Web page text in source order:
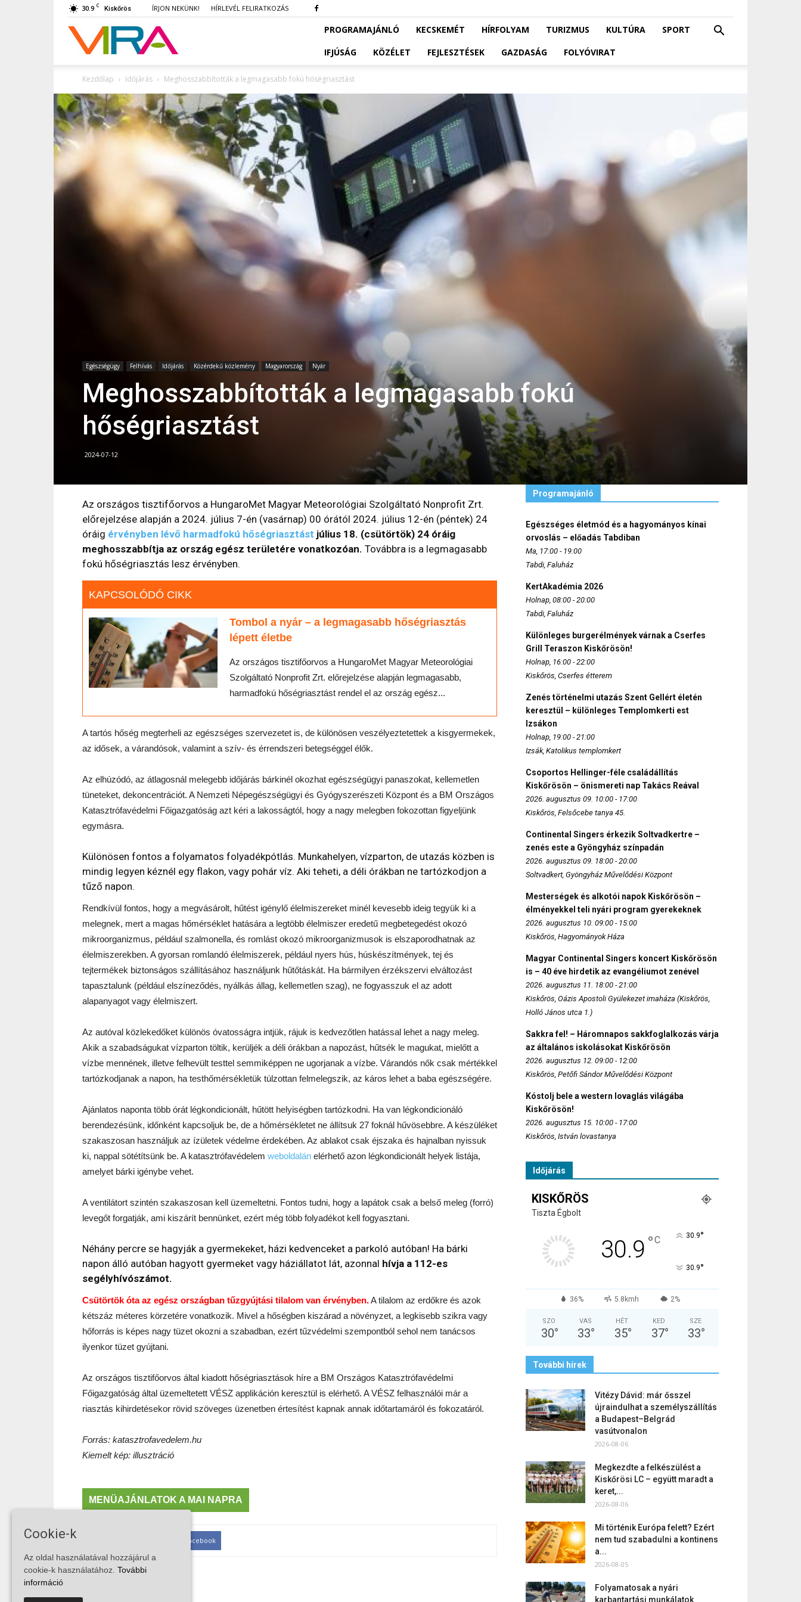
30.9 C Kiskőrös ÍRJON NEKÜNK! HÍRLEVÉL FELIRATKOZÁS
VIRA PROGRAMAJÁNLÓ KECSKEMÉT HÍRFOLYAM TURIZMUS KULTÚRA
SPORT
IFJÚSÁG
KÖZÉLET FEJLESZTÉSEK GAZDASÁG FOLYÓVIRAT
Kezdőlap Időjárás Meghosszabbították a legmagasabb fokú hőségriasztást
Egészségügy Felhívás Időjárás Közérdekű közlemény Magyarország Nyár
Meghosszabbították a legmagasabb fokú
hőségriasztást
2024-07-12
Az országos tisztifőorvos a HungaroMet Magyar Meteorológiai Szolgáltató Nonprofit Zrt.
előrejelzése alapján a 2024. július 7-én (vasárnap) 00 órától 2024. július 12-én (péntek) 24
óráig érvényben lévő harmadfokú hőségriasztást július 18. (csütörtök) 24 óráig
meghosszabbítja az ország egész területére vonatkozóan. Továbbra is a legmagasabb
fokú hőségriasztás lesz érvényben.
KAPCSOLÓDÓ CIKK
Tombol a nyár – a legmagasabb hőségriasztás
lépett életbe
Az országos tisztifőorvos a HungaroMet Magyar Meteorológiai
Szolgáltató Nonprofit Zrt. előrejelzése alapján legmagasabb,
harmadfokú hőségriasztást rendel el az ország egész...
A tartós hőség megterheli az egészséges szervezetet is, de különösen veszélyeztetettek a kisgyermekek,
az idősek, a várandósok, valamint a szív- és érrendszeri betegséggel élők.
Az elhúzódó, az átlagosnál melegebb időjárás bárkinél okozhat egészségügyi panaszokat, kellemetlen
tüneteket, dekoncentrációt. A Nemzeti Népegészségügyi és Gyógyszerészeti Központ és a BM Országos
Katasztrófavédelmi Főigazgatóság azt kéri a lakosságtól, hogy a nagy melegben fokozottan figyeljünk
egymásra.
Különösen fontos a folyamatos folyadékpótlás. Munkahelyen, vízparton, de utazás közben is
mindig legyen kéznél egy flakon, vagy pohár víz. Aki teheti, a déli órákban ne tartózkodjon a
tűző napon.
Rendkívül fontos, hogy a megvásárolt, hűtést igénylő élelmiszereket minél kevesebb ideig tegyük ki a
melegnek, mert a magas hőmérséklet hatására a legtöbb élelmiszer eredetű megbetegedést okozó
mikroorganizmus, például szalmonella, és romlást okozó mikroorganizmusok is elszaporodhatnak az
élelmiszerekben. A gyorsan romlandó élelmiszerek, például nyers hús, húskészítmények, tej és
tejtermékek biztonságos szállításához használjunk hűtőtáskát. Ha bármilyen érzékszervi elváltozást
tapasztalunk (például elszíneződés, nyálkás állag, kellemetlen szag), ne fogyasszuk el az adott
alapanyagot vagy élelmiszert.
Az autóval közlekedőket különös óvatosságra intjük, rájuk is kedvezőtlen hatással lehet a nagy meleg.
Akik a szabadságukat vízparton töltik, kerüljék a déli órákban a napozást, hűtsék le magukat, mielőtt a
vízbe mennének, illetve felhevült testtel semmiképpen ne ugorjanak a vízbe. Várandós nők csak mértékkel
tartózkodjanak a napon, ha testhőmérsékletük túlzottan felmelegszik, az káros lehet a baba egészségére.
Ajánlatos naponta több órát légkondicionált, hűtött helyiségben tartózkodni. Ha van légkondicionáló
berendezésünk, időnként kapcsoljuk be, de a hőmérsékletet ne állítsuk 27 foknál hűvösebbre. A készüléket
szakaszosan használjuk az ízületek védelme érdekében. Az ablakot csak éjszaka és hajnalban nyissuk
ki, nappal sötétítsünk be. A katasztrófavédelem weboldalán elérhető azon légkondicionált helyek listája,
amelyet bárki igénybe vehet.
A ventilátort szintén szakaszosan kell üzemeltetni. Fontos tudni, hogy a lapátok csak a belső meleg (forró)
levegőt forgatják, ami kiszárít bennünket, ezért még több folyadékot kell fogyasztani.
Néhány percre se hagyják a gyermekeket, házi kedvenceket a parkoló autóban! Ha bárki
napon álló autóban hagyott gyermeket vagy háziállatot lát, azonnal hívja a 112-es
segélyhívószámot.
Csütörtök óta az egész országban tűzgyújtási tilalom van érvényben.A tilalom az erdőkre és azok
kétszáz méteres körzetére vonatkozik. Mivel a hőségben kiszárad a növényzet, a legkisebb szikra vagy
hőforrás is képes nagy tüzet okozni a szabadban, ezért tűzvédelmi szempontból sehol nem tanácsos
ilyenkor tüzet gyújtani.
Az országos tisztifőorvos által kiadott hőségriasztások híre a BM Országos Katasztrófavédelmi
Főigazgatóság által üzemeltetett VÉSZ applikáción keresztül is elérhető. A VÉSZ felhasználói már a
riasztás kihirdetésekor rövid szöveges üzenetben értesítést kapnak annak időtartamáról és fokozatáról.
Forrás: katasztrofavedelem.hu
Kiemelt kép: illusztráció
MENÜAJÁNLATOK A MAI NAPRA
Facebook
Programajánló
Egészséges életmód és a hagyományos kínai
orvoslás – előadás Tabdiban
Ma, 17:00 - 19:00
Tabdi, Faluház
KertAkadémia 2026
Holnap, 08:00 - 20:00
Tabdi, Faluház
Különleges burgerélmények várnak a Cserfes
Grill Teraszon Kiskőrösön!
Holnap, 16:00 - 22:00
Kiskőrös, Cserfes étterem
Zenés történelmi utazás Szent Gellért életén
keresztül – különleges Templomkerti est
Izsákon
Holnap, 19:00 - 21:00
Izsák, Katolikus templomkert
Csoportos Hellinger-féle családállítás
Kiskőrösön – önismereti nap Takács Reával
2026. augusztus 09. 10:00 - 17:00
Kiskőrös, Felsőcebe tanya 45.
Continental Singers érkezik Soltvadkertre –
zenés este a Gyöngyház színpadán
2026. augusztus 09. 18:00 - 20:00
Soltvadkert, Gyöngyház Művelődési Központ
Mesterségek és alkotói napok Kiskőrösön –
élményekkel teli nyári program gyerekeknek
2026. augusztus 10. 09:00 - 15:00
Kiskőrös, Hagyományok Háza
Magyar Continental Singers koncert Kiskőrösön
is – 40 éve hirdetik az evangéliumot zenével
2026. augusztus 11. 18:00 - 21:00
Kiskőrös, Oázis Apostoli Gyülekezet imaháza (Kiskőrös,
Holló János utca 1.)
Sakkra fel! – Háromnapos sakkfoglalkozás várja
az általános iskolásokat Kiskőrösön
2026. augusztus 12. 09:00 - 12:00
Kiskőrös, Petőfi Sándor Művelődési Központ
Kóstolj bele a western lovaglás világába
Kiskőrösön!
2026. augusztus 15. 10:00 - 17:00
Kiskőrös, István lovastanya
Időjárás
KISKŐRÖS
Tiszta Égbolt
30.9 °C 30.9°
30.9°
36% 5.8kmh 2%
SZO
30°
VAS
33°
HÉT
35°
KED
37°
SZE
33°
További hírek
Vitézy Dávid: már ősszel
újraindulhat a személyszállítás
a Budapest–Belgrád
vasútvonalon
2026-08-06
Megkezdte a felkészülést a
Kiskőrösi LC – együtt maradt a
keret,...
2026-08-06
Mi történik Európa felett? Ezért
nem tud szabadulni a kontinens
a...
2026-08-05
Folyamatosak a nyári
karbantartási munkálatok
Cookie-k
Az oldal használatával hozzájárul a
cookie-k használatához. További
információ